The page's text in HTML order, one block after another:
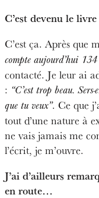
C’est devenu le
C’est ça. Après que
compte aujourd’hui
contacté. Je leur ai
: “C’est trop beau.
que tu veux”. Ce que
tout d’une nature à
ne vais jamais me
l’écrit, je m’ouvre.
J’ai d’ailleurs
en route…